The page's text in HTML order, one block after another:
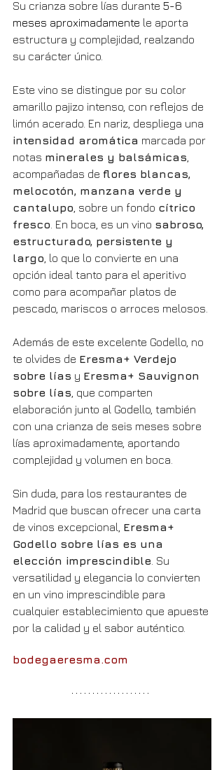
Su crianza sobre lías durante 5-6
meses aproximadamente le aporta
estructura y complejidad, realzando
su carácter único.
Este vino se distingue por su color
amarillo pajizo intenso, con reflejos de
limón acerado. En nariz, despliega una
intensidad aromática marcada por
notas minerales y balsámicas
acompañadas de flores blancas,
melocotón, manzana verde y
cantalupo , sobre un fondo cítrico
fresco . En boca, es un vino sabroso,
estructurado, persistente y
largo , lo que lo convierte en una
opción ideal tanto para el aperitivo
como para acompañar platos de
pescado, mariscos o arroces melosos.
Además de este excelente Godello, no
te olvides de Eresma+ Verdejo
sobre lías y Eresma+ Sauvignon
sobre lías , que comparten
elaboración junto al Godello, también
con una crianza de seis meses sobre
lías aproximadamente, aportando
complejidad y volumen en boca.
Sin duda, para los restaurantes de
Madrid que buscan ofrecer una carta
de vinos excepcional, Eresma+
Godello sobre lías es una
elección imprescindible . Su
versatilidad y elegancia lo convierten
en un vino imprescindible para
cualquier establecimiento que apueste
por la calidad y el sabor auténtico.
bodegaeresma.com